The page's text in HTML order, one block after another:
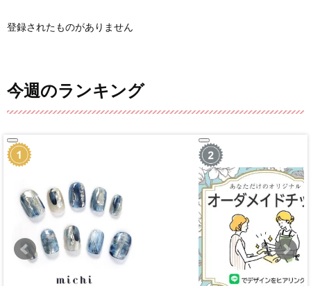
登録されたものがありません
今週のランキング